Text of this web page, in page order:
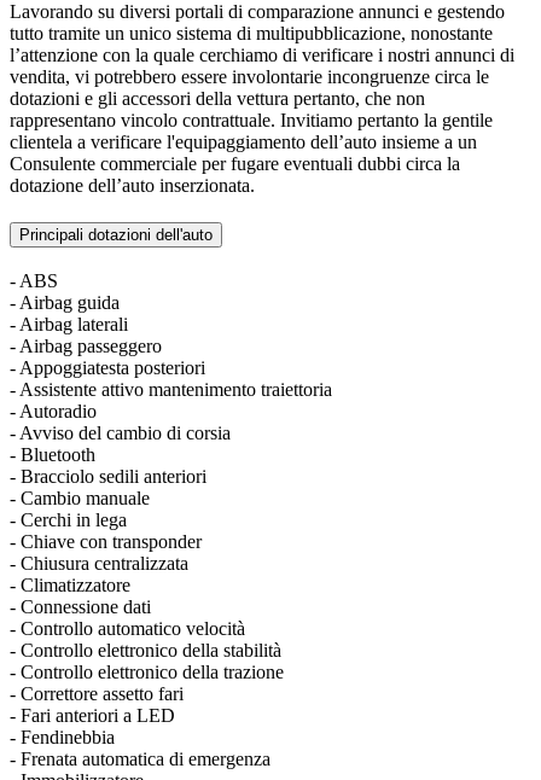
Lavorando su diversi portali di comparazione annunci e gestendo
tutto tramite un unico sistema di multipubblicazione, nonostante
l’attenzione con la quale cerchiamo di verificare i nostri annunci di
vendita, vi potrebbero essere involontarie incongruenze circa le
dotazioni e gli accessori della vettura pertanto, che non
rappresentano vincolo contrattuale. Invitiamo pertanto la gentile
clientela a verificare l'equipaggiamento dell’auto insieme a un
Consulente commerciale per fugare eventuali dubbi circa la
dotazione dell’auto inserzionata.
Principali dotazioni dell'auto
- ABS
- Airbag guida
- Airbag laterali
- Airbag passeggero
- Appoggiatesta posteriori
- Assistente attivo mantenimento traiettoria
- Autoradio
- Avviso del cambio di corsia
- Bluetooth
- Bracciolo sedili anteriori
- Cambio manuale
- Cerchi in lega
- Chiave con transponder
- Chiusura centralizzata
- Climatizzatore
- Connessione dati
- Controllo automatico velocità
- Controllo elettronico della stabilità
- Controllo elettronico della trazione
- Correttore assetto fari
- Fari anteriori a LED
- Fendinebbia
- Frenata automatica di emergenza